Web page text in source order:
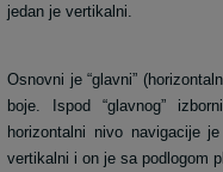
jedan je vertikalni.
Osnovni je “glavni”
boje. Ispod “glavnog”
horizontalni nivo navigacije
vertikalni i on je sa podlogom